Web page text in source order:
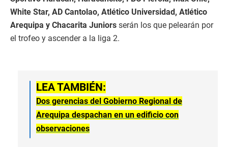
White Star, AD Cantolao, Atlético Universidad, Atlético
Arequipa y Chacarita Juniors serán los que pelearán por
el trofeo y ascender a la liga 2.
LEA TAMBIÉN:
Dos gerencias del Gobierno Regional de
Arequipa despachan en un edificio con
observaciones